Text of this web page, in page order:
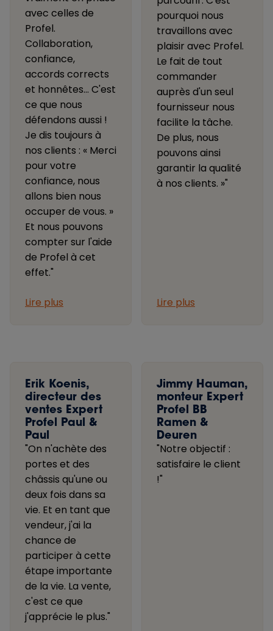
avec celles de
Profel.
Collaboration,
confiance,
accords corrects
et honnêtes... C'est
ce que nous
défendons aussi !
Je dis toujours à
nos clients : « Merci
pour votre
confiance, nous
allons bien nous
occuper de vous. »
Et nous pouvons
compter sur l'aide
de Profel à cet
effet."
Lire plus
pourquoi nous
travaillons avec
plaisir avec Profel.
Le fait de tout
commander
auprès d'un seul
fournisseur nous
facilite la tâche.
De plus, nous
pouvons ainsi
garantir la qualité
à nos clients. »"
Lire plus
Erik Koenis,
directeur des
ventes Expert
Profel Paul &
Paul
"On n'achète des
portes et des
châssis qu'une ou
deux fois dans sa
vie. Et en tant que
vendeur, j'ai la
chance de
participer à cette
étape importante
de la vie. La vente,
c'est ce que
j'apprécie le plus."
Jimmy Hauman,
monteur Expert
Profel BB
Ramen &
Deuren
"Notre objectif :
satisfaire le client
!"